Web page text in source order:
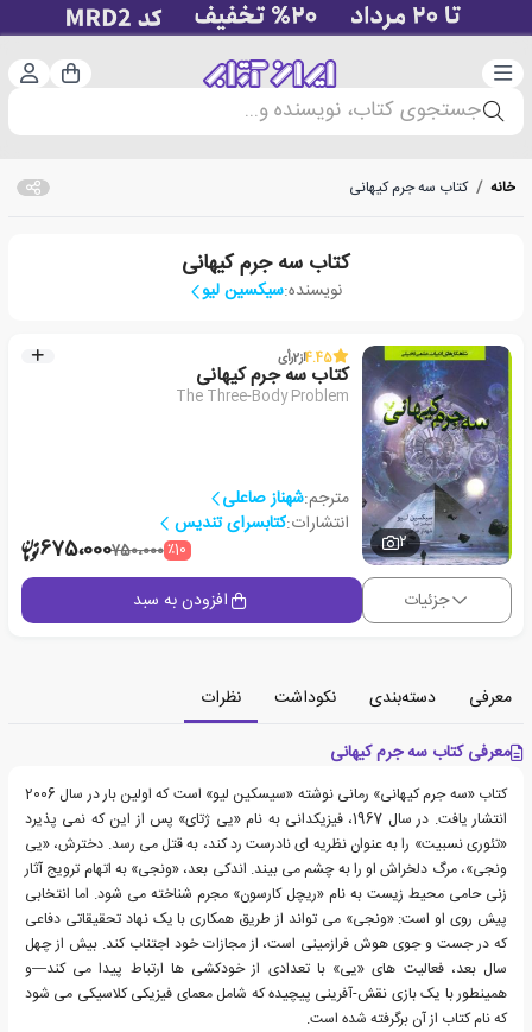
دسته‌بندی سبد
جستجوی کتاب، نویسنده و...
خانه / کتاب سه جرم کیهانی
کتاب سه جرم کیهانی
نویسنده:سیکسین لیو
2
4.45از2رأی
کتاب سه جرم کیهانی
The Three-Body Problem
مترجم:شهناز صاعلی
انتشارات:کتابسرای تندیس
٪10750،000675،000
جزئیات افزودن به سبد
معرفی دسته‌بندی نکوداشت
نظرات
معرفی کتاب سه جرم کیهانی
کتاب «سه جرم کیهانی» رمانی نوشته «سیسکین لیو» است که اولین بار در سال 2006
انتشار یافت. در سال 1967، فیزیکدانی به نام «یی ژتای» پس از این که نمی پذیرد
«تئوری نسبیت» را به عنوان نظریه ای نادرست رد کند، به قتل می رسد. دخترش، «یی
ونجی»، مرگ دلخراش او را به چشم می بیند. اندکی بعد، «ونجی» به اتهام ترویج آثار
زنی حامی محیط زیست به نام «ریچل کارسون» مجرم شناخته می شود. اما انتخابی
پیش روی او است: «ونجی» می تواند از طریق همکاری با یک نهاد تحقیقاتی دفاعی
که در جست و جوی هوش فرازمینی است، از مجازات خود اجتناب کند. بیش از چهل
سال بعد، فعالیت های «یی» با تعدادی از خودکشی ها ارتباط پیدا می کند—و
همینطور با یک بازی نقش-آفرینی پیچیده که شامل معمای فیزیکی کلاسیکی می شود
که نام کتاب از آن برگرفته شده است.